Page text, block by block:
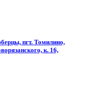
пгт. Томилино,
к. 16,